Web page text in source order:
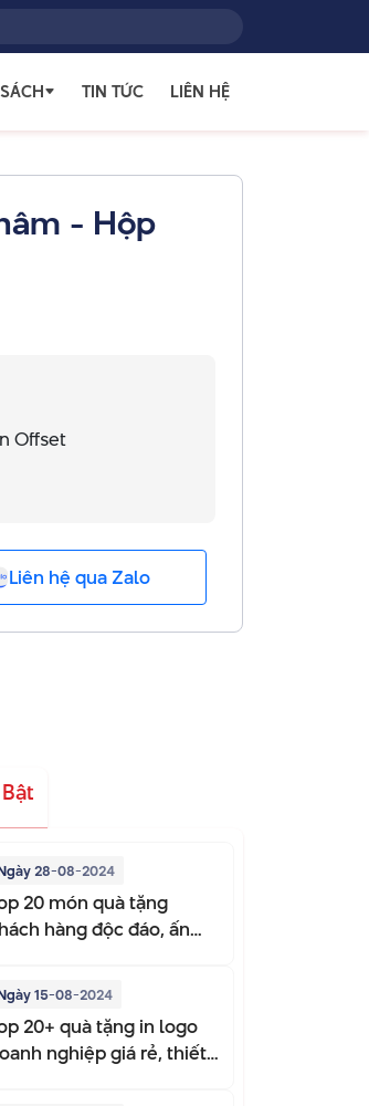
TIN TỨC LIÊN HỆ
- Hộp
Offset
Liên hệ qua Zalo
28-08-2024
20 món quà tặng
hàng độc đáo, ấn
15-08-2024
20+ quà tặng in logo
nghiệp giá rẻ, thiết